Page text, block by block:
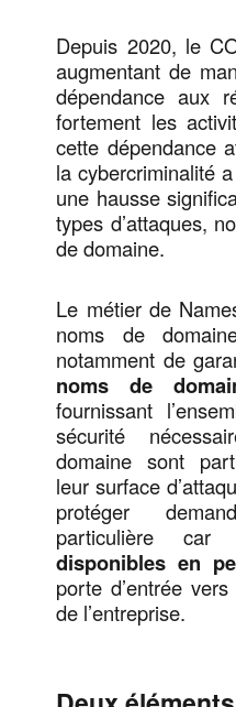
Depuis 2020, le
augmentant de
dépendance aux
fortement les
cette dépendance
la cybercriminalité
une hausse
types d’attaques,
de domaine.
Le métier de
noms de
notamment de
noms de
fournissant
sécurité
domaine sont
leur surface
protéger
particulière
disponibles en
porte d’entrée
de l’entreprise.